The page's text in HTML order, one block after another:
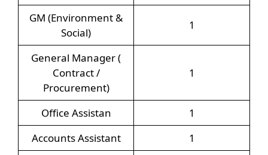
GM (Environment &
Social)
1
General Manager (
Contract /
Procurement)
1
Office Assistan
1
Accounts Assistant
1